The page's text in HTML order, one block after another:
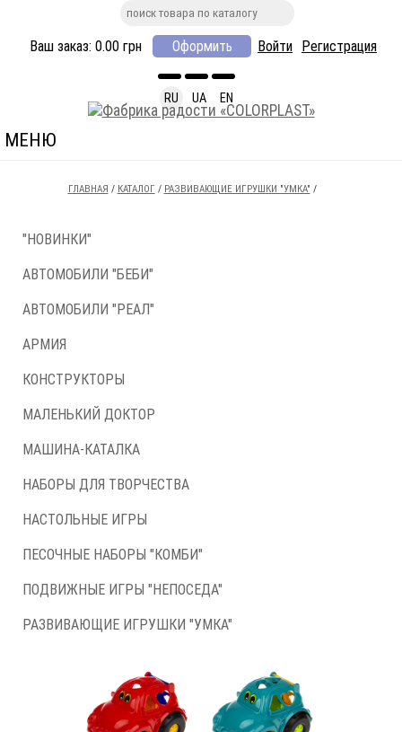
Ваш заказ: 0.00 грн Оформить Войти Регистрация
RU UA EN
МЕНЮ
ГЛАВНАЯ / КАТАЛОГ / РАЗВИВАЮЩИЕ ИГРУШКИ "УМКА" /
"НОВИНКИ"
АВТОМОБИЛИ "БЕБИ"
АВТОМОБИЛИ "РЕАЛ"
АРМИЯ
КОНСТРУКТОРЫ
МАЛЕНЬКИЙ ДОКТОР
МАШИНА-КАТАЛКА
НАБОРЫ ДЛЯ ТВОРЧЕСТВА
НАСТОЛЬНЫЕ ИГРЫ
ПЕСОЧНЫЕ НАБОРЫ "КОМБИ"
ПОДВИЖНЫЕ ИГРЫ "НЕПОСЕДА"
РАЗВИВАЮЩИЕ ИГРУШКИ "УМКА"